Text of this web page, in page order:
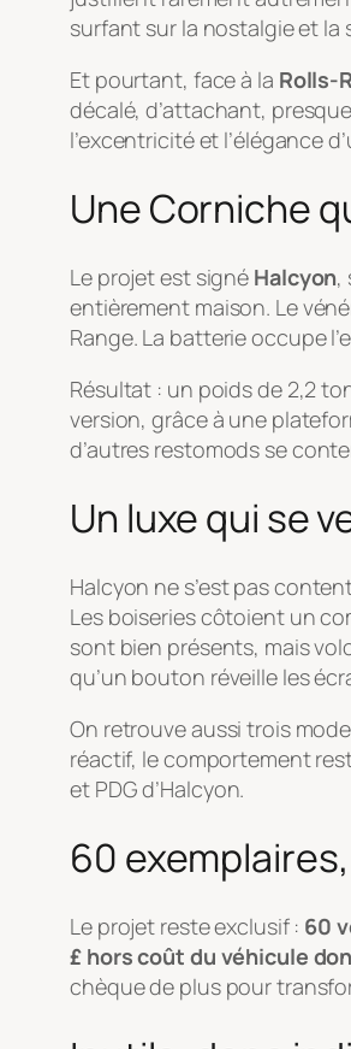
surfant sur la nostalgie et la
Et pourtant, face à la Rolls-
décalé, d’attachant,
l’excentricité et l’élégance
Une Corniche
Le projet est signé Halcyon,
entièrement maison. Le
Range. La batterie occupe
Résultat : un poids de 2,2
version, grâce à une
d’autres restomods se
Un luxe qui se
Halcyon ne s’est pas
Les boiseries côtoient un
sont bien présents, mais
qu’un bouton réveille les
On retrouve aussi trois
réactif, le comportement
et PDG d’Halcyon.
60
Le projet reste exclusif : 60
£ hors coût du véhicule
chèque de plus pour